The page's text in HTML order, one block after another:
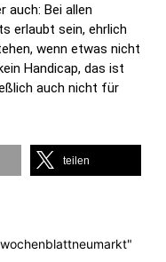
auch: Bei allen
erlaubt sein, ehrlich
wenn etwas nicht
Handicap, das ist
auch nicht für
teilen